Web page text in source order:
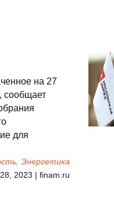
на 27
сообщает
для
Энергетика
2023 | finam.ru